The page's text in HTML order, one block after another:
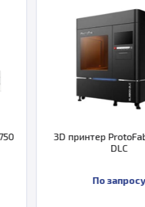
3D принтер ProtoFab SLA800
По запросу